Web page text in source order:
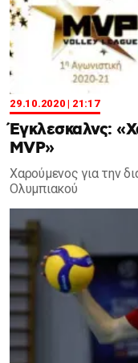
29.10.2020 | 21:17
Έγκλεσκαλνς:
MVP»
Χαρούμενος για την
Ολυμπιακού